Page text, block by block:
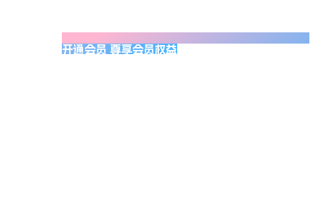
开通会员 尊享会员权益